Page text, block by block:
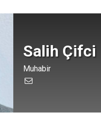
Salih Çifci
Muhabir